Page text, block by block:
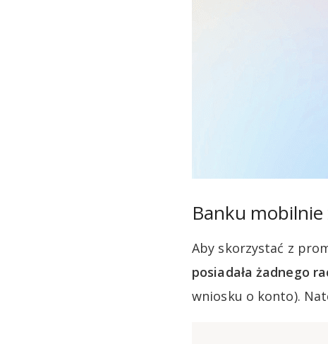
Banku
Aby skorzystać z
posiadała żadnego
wniosku o konto).